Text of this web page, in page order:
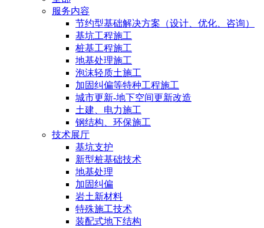
服务内容
节约型基础解决方案（设计、优化、咨询）
基坑工程施工
桩基工程施工
地基处理施工
泡沫轻质土施工
加固纠偏等特种工程施工
城市更新-地下空间更新改造
土建、电力施工
钢结构、环保施工
技术展厅
基坑支护
新型桩基础技术
地基处理
加固纠偏
岩土新材料
特殊施工技术
装配式地下结构